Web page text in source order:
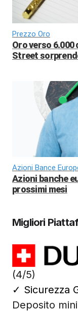
Prezzo Oro
Oro verso
Street
Azioni Bance
Azioni banche
prossimi mesi
Migliori
(4/5)
✓ Sicurezza
Deposito